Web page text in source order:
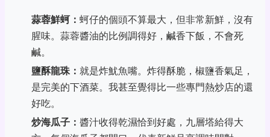
蒜蓉鮮蚵： 蚵仔的個頭不算最大，但非常新鮮，沒有
腥味。蒜蓉醬油的比例調得好，鹹香下飯，不會死
鹹。
鹽酥龍珠： 就是炸魷魚嘴。炸得酥脆，椒鹽香氣足，
是完美的下酒菜。我甚至覺得比一些專門熱炒店的還
好吃。
炒海瓜子： 醬汁收得乾濕恰到好處，九層塔給得大